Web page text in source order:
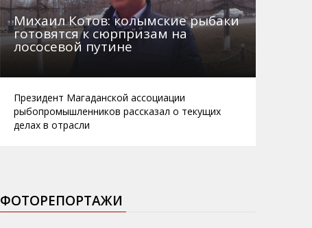
Михаил Котов: колымские рыбаки
готовятся к сюрпризам на
лососевой путине
Президент Магаданской ассоциации
рыбопромышленников рассказал о текущих
делах в отрасли
ФОТОРЕПОРТАЖИ